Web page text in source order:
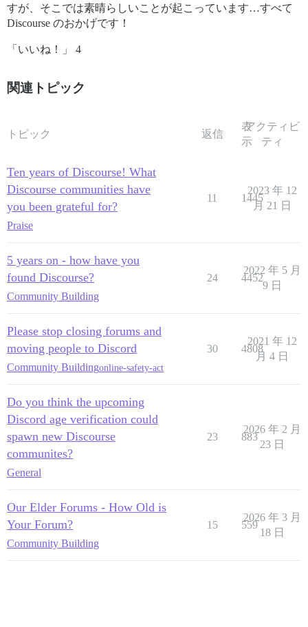
すが、そこでは素晴らしいことが起こっています…すべて
Discourse のおかげです！
「いいね！」 4
関連トピック
トピック 返信
表
示
アクティビ
ティ
Ten years of Discourse! What
Discourse communities have
you been grateful for?
Praise
11 1445
2023 年 12
月 21 日
5 years on - how have you
found Discourse?
Community Building
24 4452
2022 年 5 月
9 日
Please stop closing forums and
moving people to Discord
Community Buildingonline-safety-act
30 4808
2021 年 12
月 4 日
Do you think the upcoming
Discord age verification could
spawn new Discourse
communites?
General
23 883
2026 年 2 月
23 日
Our Elder Forums - How Old is
Your Forum?
Community Building
15 559
2026 年 3 月
18 日